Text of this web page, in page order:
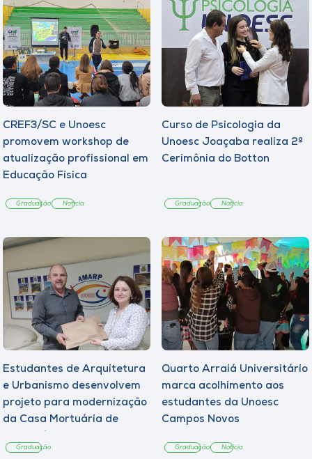
CREF3/SC e Unoesc
promovem workshop de
atualização profissional em
Educação Física
Graduação Notícia
Curso de Psicologia da
Unoesc Joaçaba realiza 2ª
Cerimônia do Botton
Graduação Notícia
Estudantes de Arquitetura
e Urbanismo desenvolvem
projeto para modernização
da Casa Mortuária de
Graduação
Quarto Arraiá Universitário
marca acolhimento aos
estudantes da Unoesc
Campos Novos
Graduação Notícia